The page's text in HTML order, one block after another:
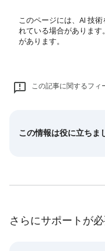
このページには、AI 技
れている場合があります
があります。
この記事に関するフィ
この情報は役に立ちま
さらにサポートが